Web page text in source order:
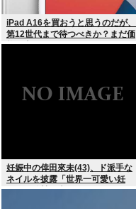
iPad A16を買おうと思うのだが、
第12世代まで待つべきか？まだ価
格が上がっていくようなら、いま
妊娠中の倖田來未(43)、ド派手な
ネイルを披露「世界一可愛い妊
婦」と称賛の声